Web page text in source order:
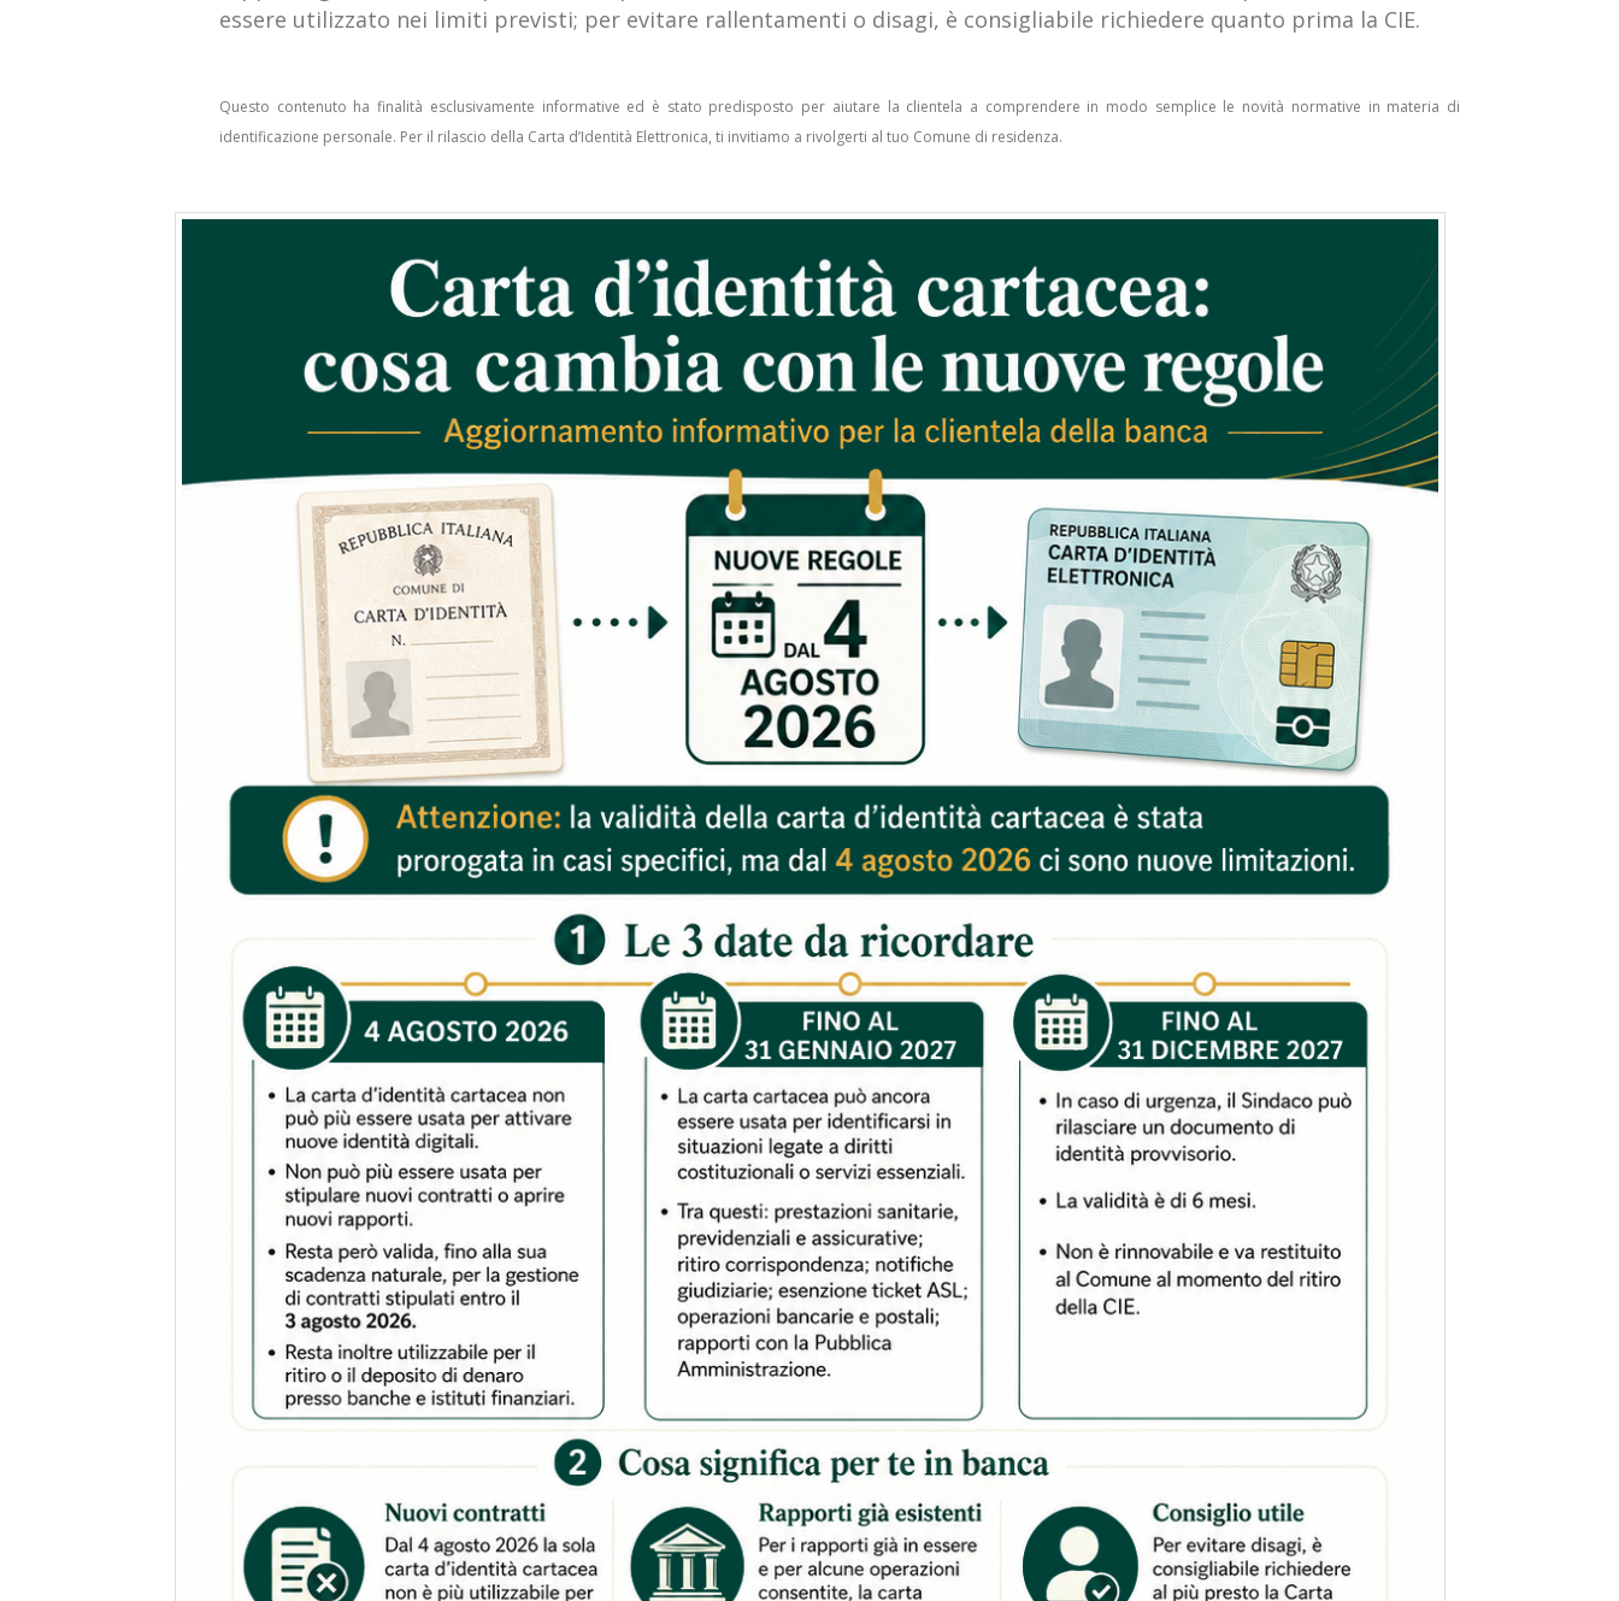
essere utilizzato nei limiti previsti; per evitare rallentamenti o disagi, è consigliabile richiedere quanto prima la CIE.
Questo contenuto ha finalità esclusivamente informative ed è stato predisposto per aiutare la clientela a comprendere in modo semplice le novità normative in materia di
identificazione personale. Per il rilascio della Carta d’Identità Elettronica, ti invitiamo a rivolgerti al tuo Comune di residenza.